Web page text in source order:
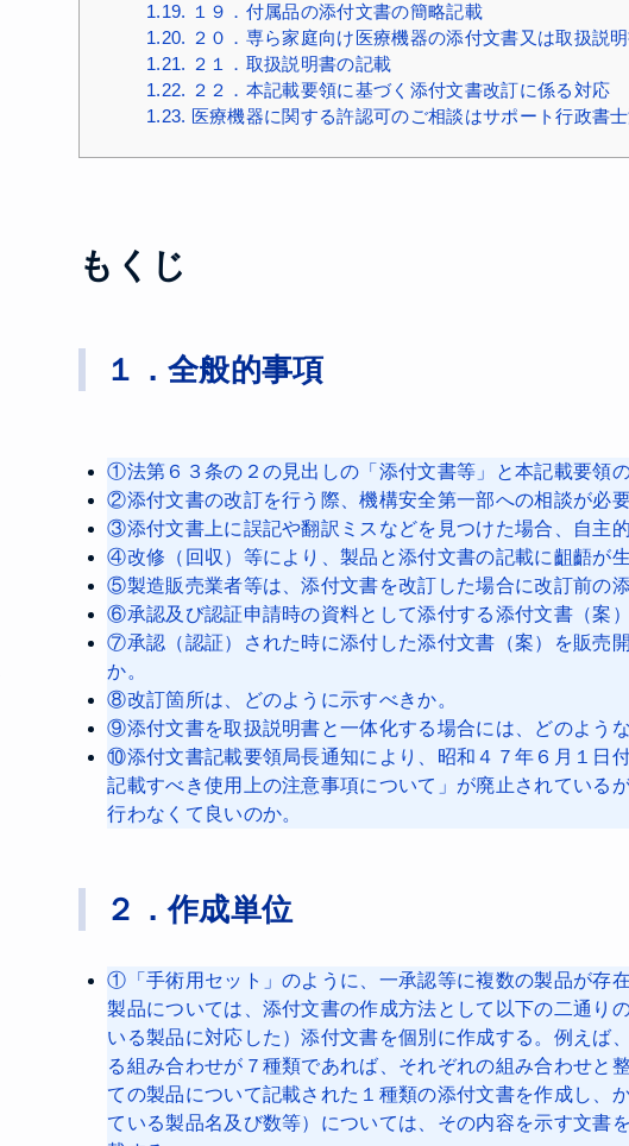
1.19. １９．付属品の添付文書の簡略記載
1.20. ２０．専ら家庭向け医療機器の添付文書又は取扱説
1.21. ２１．取扱説明書の記載
1.22. ２２．本記載要領に基づく添付文書改訂に係る対応
1.23. 医療機器に関する許認可のご相談はサポート行政書
もくじ
１．全般的事項
①法第６３条の２の見出しの「添付文書等」と本記載要領
②添付文書の改訂を行う際、機構安全第一部への相談が必要
③添付文書上に誤記や翻訳ミスなどを見つけた場合、自主的
④改修（回収）等により、製品と添付文書の記載に齟齬が
⑤製造販売業者等は、添付文書を改訂した場合に改訂前の
⑥承認及び認証申請時の資料として添付する添付文書（案
⑦承認（認証）された時に添付した添付文書（案）を販売
か。
⑧改訂箇所は、どのように示すべきか。
⑨添付文書を取扱説明書と一体化する場合には、どのよう
⑩添付文書記載要領局長通知により、昭和４７年６月１日
記載すべき使用上の注意事項について」が廃止されている
行わなくて良いのか。
２．作成単位
①「手術用セット」のように、一承認等に複数の製品が存
製品については、添付文書の作成方法として以下の二通り
いる製品に対応した）添付文書を個別に作成する。例えば
る組み合わせが７種類であれば、それぞれの組み合わせと
ての製品について記載された１種類の添付文書を作成し、
ている製品名及び数等）については、その内容を示す文書